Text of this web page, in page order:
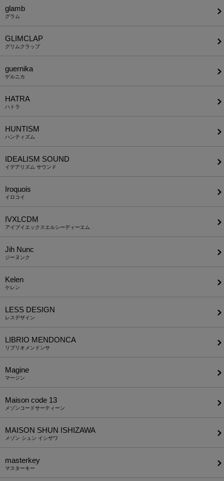
glamb
グラム
GLIMCLAP
グリムクラップ
guernika
ゲルニカ
HATRA
ハトラ
HUNTISM
ハンティズム
IDEALISM SOUND
イデアリズム サウンド
Iroquois
イロコイ
IVXLCDM
アイブイエックスエルシーディーエム
Jih Nunc
ジーヌンク
Kelen
ケレン
LESS DESIGN
レスデザイン
LIBRIO MENDONCA
リブリオメンドンサ
Magine
マージン
Maison code 13
メゾンコードサーティーン
MAISON SHUN ISHIZAWA
メゾン シュン イシザワ
masterkey
マスターキー